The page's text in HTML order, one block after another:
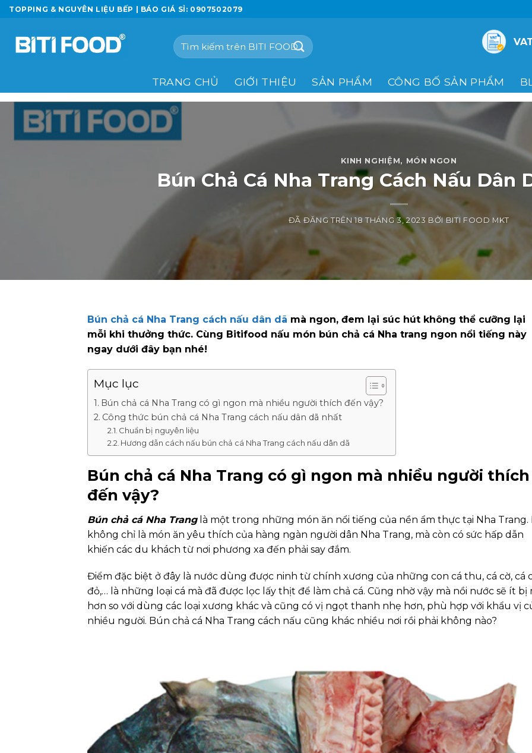
Chuyển
đến
dung
TOPPING & NGUYÊN LIỆU BẾP | BÁO GIÁ SỈ: 0907502079
Tìm
kiếm:
TRANG CHỦ GIỚI THIỆU SẢN PHẨM CÔNG BỐ SẢN PHẨM
KINH NGHIỆM, MÓN NGON
Bún Chả Cá Nha Trang Cách Nấu Dân
ĐÃ ĐĂNG TRÊN18 THÁNG 3, 2023 BỞIBITI FOOD MKT
Bún chả cá Nha Trang cách nấu dân dã mà ngon, đem lại súc hút không thể cưỡng lại
mỗi khi thưởng thức. Cùng Bitifood nấu món bún chả cá Nha trang ngon nổi tiếng này
ngay dưới đây bạn nhé!
Mục lục
Bún chả cá Nha Trang có gì ngon mà nhiều người thích đến vậy?
Công thức bún chả cá Nha Trang cách nấu dân dã nhất
Chuẩn bị nguyên liệu
Hương dẫn cách nấu bún chả cá Nha Trang cách nấu dân dã
Bún chả cá Nha Trang có gì ngon mà nhiều người thích
đến vậy?
Bún chả cá Nha Tranglà một trong những món ăn nổi tiếng của nền ẩm thực tại Nha Trang.
không chỉ là món ăn yêu thích của hàng ngàn người dân Nha Trang, mà còn có sức hấp dẫn
khiến các du khách từ nơi phương xa đến phải say đắm.
Điểm đặc biệt ở đây là nước dùng được ninh từ chính xương của những con cá thu, cá cờ, cá
đỏ,… là những loại cá mà đã được lọc lấy thịt để làm chả cá. Cũng nhờ vậy mà nồi nước sẽ ít bị
hơn so với dùng các loại xương khác và cũng có vị ngọt thanh nhẹ hơn, phù hợp với khẩu vị
nhiều người. Bún chả cá Nha Trang cách nấu cũng khác nhiều nơi rồi phải không nào?